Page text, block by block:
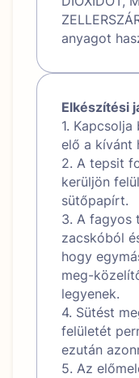
anyagot
Elkészítési
1.
elő a kívánt
2. A tepsit
kerüljön
sütőpapírt.
3. A fagyos
zacskóból
hogy
meg-
legyenek.
4. Sütést
felületét
ezután
5. Az